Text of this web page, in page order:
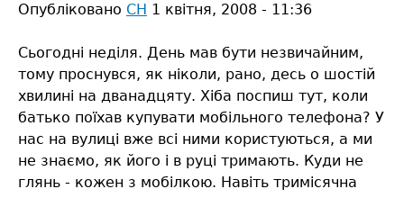
Опубліковано СН 1 квітня, 2008 - 11:36
Сьогодні неділя. День мав бути незвичайним,
тому проснувся, як ніколи, рано, десь о шостій
хвилині на дванадцяту. Хіба поспиш тут, коли
батько поїхав купувати мобільного телефона? У
нас на вулиці вже всі ними користуються, а ми
не знаємо, як його і в руці тримають. Куди не
глянь - кожен з мобілкою. Навіть тримісячна